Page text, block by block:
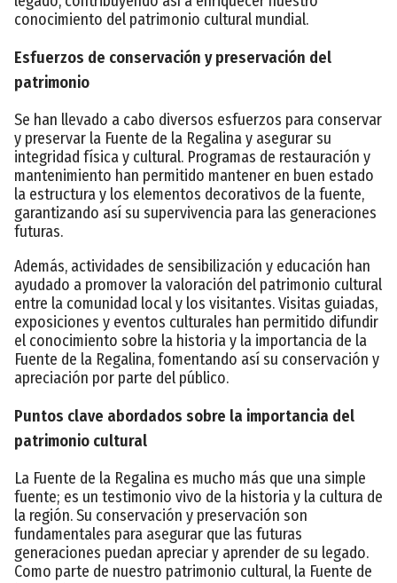
conocimiento del patrimonio cultural mundial.
Esfuerzos de conservación y preservación del
patrimonio
Se han llevado a cabo diversos esfuerzos para conservar
y preservar la Fuente de la Regalina y asegurar su
integridad física y cultural. Programas de restauración y
mantenimiento han permitido mantener en buen estado
la estructura y los elementos decorativos de la fuente,
garantizando así su supervivencia para las generaciones
futuras.
Además, actividades de sensibilización y educación han
ayudado a promover la valoración del patrimonio cultural
entre la comunidad local y los visitantes. Visitas guiadas,
exposiciones y eventos culturales han permitido difundir
el conocimiento sobre la historia y la importancia de la
Fuente de la Regalina, fomentando así su conservación y
apreciación por parte del público.
Puntos clave abordados sobre la importancia del
patrimonio cultural
La Fuente de la Regalina es mucho más que una simple
fuente; es un testimonio vivo de la historia y la cultura de
la región. Su conservación y preservación son
fundamentales para asegurar que las futuras
generaciones puedan apreciar y aprender de su legado.
Como parte de nuestro patrimonio cultural, la Fuente de